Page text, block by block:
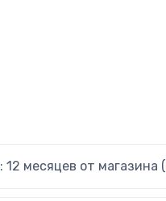
: 12 месяцев от магазина (